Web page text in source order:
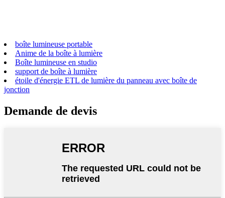
boîte lumineuse portable
Anime de la boîte à lumière
Boîte lumineuse en studio
support de boîte à lumière
étoile d'énergie ETL de lumière du panneau avec boîte de
jonction
Demande de devis